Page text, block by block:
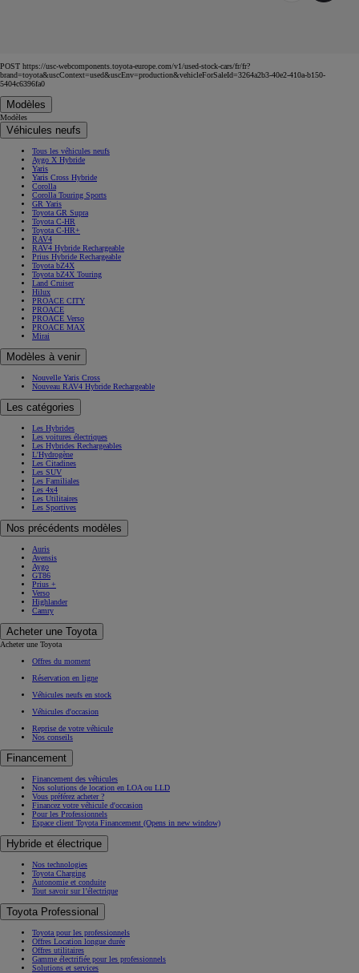
POST https://usc-webcomponents.toyota-europe.com/v1/used-stock-cars/fr/fr?
brand=toyota&uscContext=used&uscEnv=production&vehicleForSaleId=3264a2b3-40e2-410a-b150-
5404c6396fa0
Modèles
Modèles
Véhicules neufs
Tous les véhicules neufs
Aygo X Hybride
Yaris
Yaris Cross Hybride
Corolla
Corolla Touring Sports
GR Yaris
Toyota GR Supra
Toyota C-HR
Toyota C-HR+
RAV4
RAV4 Hybride Rechargeable
Prius Hybride Rechargeable
Toyota bZ4X
Toyota bZ4X Touring
Land Cruiser
Hilux
PROACE CITY
PROACE
PROACE Verso
PROACE MAX
Mirai
Modèles à venir
Nouvelle Yaris Cross
Nouveau RAV4 Hybride Rechargeable
Les catégories
Les Hybrides
Les voitures électriques
Les Hybrides Rechargeables
L'Hydrogène
Les Citadines
Les SUV
Les Familiales
Les 4x4
Les Utilitaires
Les Sportives
Nos précédents modèles
Auris
Avensis
Aygo
GT86
Prius +
Verso
Highlander
Camry
Acheter une Toyota
Acheter une Toyota
Offres du moment
Réservation en ligne
Véhicules neufs en stock
Véhicules d'occasion
Reprise de votre véhicule
Nos conseils
Financement
Financement des véhicules
Nos solutions de location en LOA ou LLD
Vous préférez acheter ?
Financez votre véhicule d'occasion
Pour les Professionnels
Espace client Toyota Financement (Opens in new window)
Hybride et électrique
Nos technologies
Toyota Charging
Autonomie et conduite
Tout savoir sur l’électrique
Toyota Professional
Toyota pour les professionnels
Offres Location longue durée
Offres utilitaires
Gamme électrifiée pour les professionnels
Solutions et services